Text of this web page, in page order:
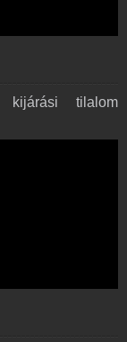
tilalom